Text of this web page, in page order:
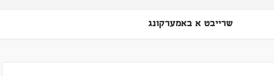
שרייבט א באמערקונג